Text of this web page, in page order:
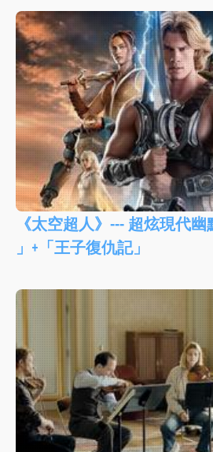
《太空超人》--- 超炫現代
」+「王子復仇記」